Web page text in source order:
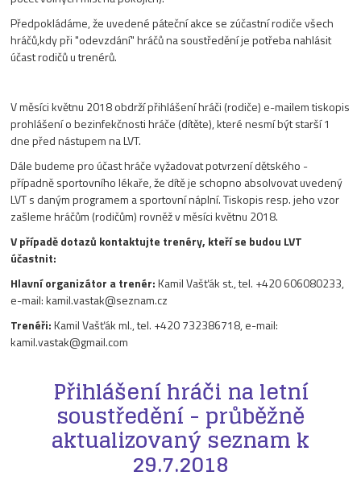
Předpokládáme, že uvedené páteční akce se zúčastní rodiče všech
hráčů,kdy při "odevzdání" hráčů na soustředění je potřeba nahlásit
účast rodičů u trenérů.
V měsíci květnu 2018 obdrží přihlášení hráči (rodiče) e-mailem tiskopis
prohlášení o bezinfekčnosti hráče (dítěte), které nesmí být starší 1
dne před nástupem na LVT.
Dále budeme pro účast hráče vyžadovat potvrzení dětského -
případně sportovního lékaře, že dítě je schopno absolvovat uvedený
LVT s daným programem a sportovní náplní. Tiskopis resp. jeho vzor
zašleme hráčům (rodičům) rovněž v měsíci květnu 2018.
V případě dotazů kontaktujte trenéry, kteří se budou LVT
účastnit:
Hlavní organizátor a trenér:Kamil Vašťák st., tel. +420 606080233,
e-mail: kamil.vastak@seznam.cz
Trenéři:Kamil Vašťák ml., tel. +420 732386718, e-mail:
kamil.vastak@gmail.com
Přihlášení hráči na letní
soustředění - průběžně
aktualizovaný seznam k
29.7.2018